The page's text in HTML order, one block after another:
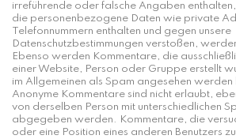
irreführende oder falsche Angaben
die personenbezogene Daten wie private
Telefonnummern enthalten und gegen unsere
Datenschutzbestimmungen verstoßen,
Ebenso werden Kommentare, die
einer Website, Person oder Gruppe erstellt
im Allgemeinen als Spam angesehen
Anonyme Kommentare sind nicht erlaubt,
von derselben Person mit unterschiedlichen
abgegeben werden. Kommentare, die
oder eine Position eines anderen Benutzers